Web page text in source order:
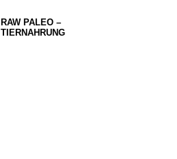
RAW PALEO –
TIERNAHRUNG